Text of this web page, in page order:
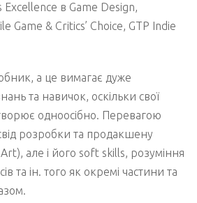
Excellence в Game Design,
Game & Critics’ Choice, GTP Indie
а це вимагає дуже
та навичок, оскільки свої
одноосібно. Перевагою
розробки та продакшену
але і його soft skills, розуміння
та ін. того як окремі частини та